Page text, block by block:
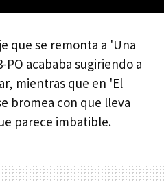
que se remonta a 'Una
PO acababa sugiriendo a
mientras que en 'El
bromea con que lleva
parece imbatible.